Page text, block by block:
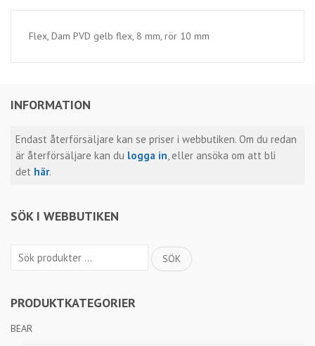
INFORMATION
Endast återförsäljare kan se priser i webbutiken. Om du redan
är återförsäljare kan du logga in, eller ansöka om att bli
det här.
SÖK I WEBBUTIKEN
Sök
SÖK
PRODUKTKATEGORIER
BEAR
Flex, Dam PVD gelb flex, 8 mm, rör 10 mm